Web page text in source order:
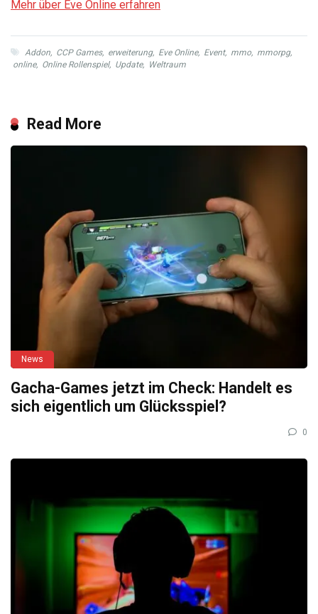
Mehr über Eve Online erfahren
Addon, CCP Games, erweiterung, Eve Online, Event, mmo, mmorpg,
online, Online Rollenspiel, Update, Weltraum
Read More
News
Gacha-Games jetzt im Check: Handelt es
sich eigentlich um Glücksspiel?
0